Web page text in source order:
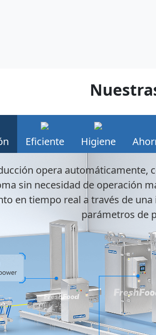
Eficiente Higiene
opera automáticamente,
sin necesidad de operación
en tiempo real a través de
parámetros de